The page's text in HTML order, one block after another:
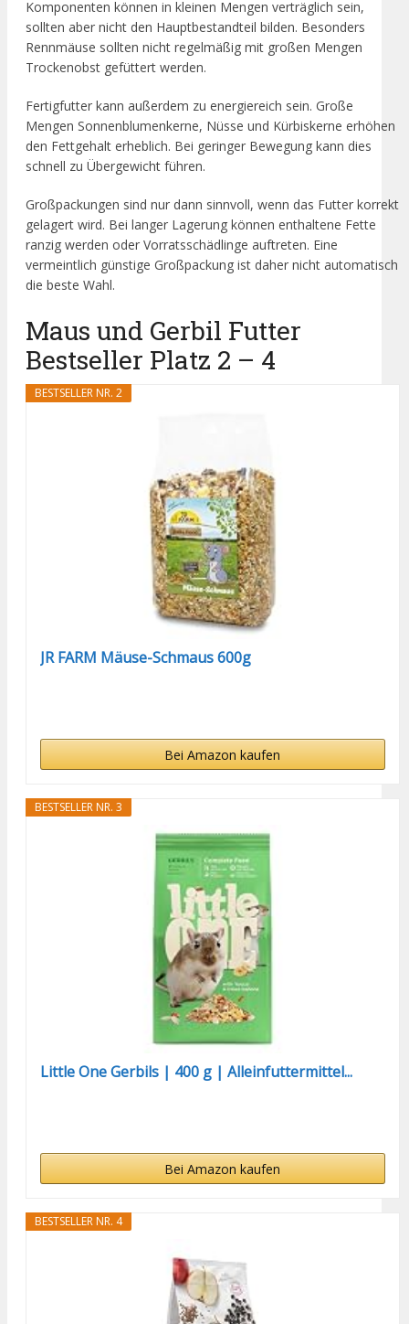
Komponenten können in kleinen Mengen verträglich sein,
sollten aber nicht den Hauptbestandteil bilden. Besonders
Rennmäuse sollten nicht regelmäßig mit großen Mengen
Trockenobst gefüttert werden.
Fertigfutter kann außerdem zu energiereich sein. Große
Mengen Sonnenblumenkerne, Nüsse und Kürbiskerne erhöhen
den Fettgehalt erheblich. Bei geringer Bewegung kann dies
schnell zu Übergewicht führen.
Großpackungen sind nur dann sinnvoll, wenn das Futter korrekt
gelagert wird. Bei langer Lagerung können enthaltene Fette
ranzig werden oder Vorratsschädlinge auftreten. Eine
vermeintlich günstige Großpackung ist daher nicht automatisch
die beste Wahl.
Maus und Gerbil Futter
Bestseller Platz 2 – 4
BESTSELLER NR. 2
JR FARM Mäuse-Schmaus 600g
Bei Amazon kaufen
BESTSELLER NR. 3
Little One Gerbils | 400 g | Alleinfuttermittel...
Bei Amazon kaufen
BESTSELLER NR. 4